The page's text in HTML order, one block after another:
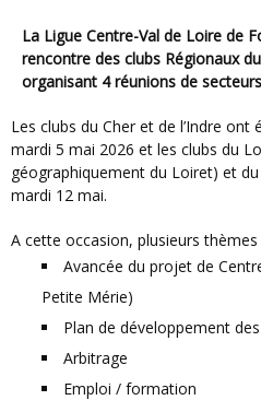
La Ligue Centre-Val de Loire de Football a souhaité venir à la
rencontre des clubs Régionaux
organisant 4 réunions de
Les clubs du Cher et de l’Indre ont été accueillis à Issoudun le
mardi 5 mai 2026 et les clubs du
géographiquement du Loiret) et
mardi 12 mai.
A cette occasion, plusieurs
Avancée du projet de
Petite Mérie)
Plan de développement
Arbitrage
Emploi / formation